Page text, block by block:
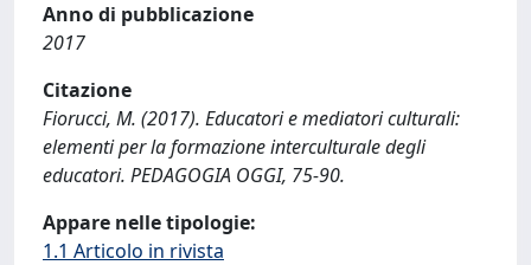
Anno di pubblicazione
2017
Citazione
Fiorucci, M. (2017). Educatori e mediatori culturali:
elementi per la formazione interculturale degli
educatori. PEDAGOGIA OGGI, 75-90.
Appare nelle tipologie:
1.1 Articolo in rivista